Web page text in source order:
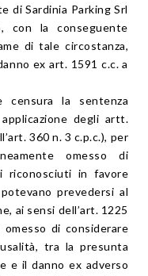
di Sardinia Parking Srl
la conseguente
di tale circostanza,
ex art. 1591 c.c. a
la sentenza
degli artt.
360 n. 3 c.p.c.), per
omesso di
riconosciuti in favore
prevedersi al
ai sensi dell’art. 1225
di considerare
tra la presunta
e il danno ex adverso